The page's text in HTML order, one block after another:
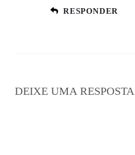
RESPONDER
DEIXE UMA RESPOSTA